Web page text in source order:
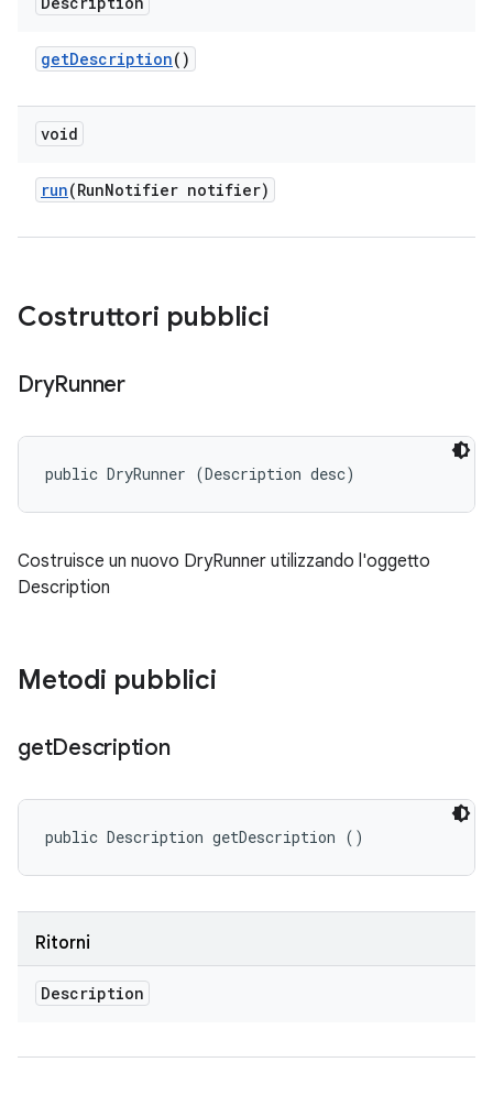
getDescription()
void
run(RunNotifier notifier)
Costruttori pubblici
DryRunner
public DryRunner (Description desc)
Costruisce un nuovo DryRunner utilizzando l'oggetto
Description
Metodi pubblici
getDescription
public Description getDescription ()
Ritorni
Description